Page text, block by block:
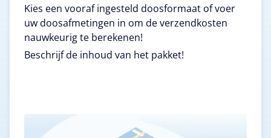
Kies een vooraf ingesteld doosformaat of voer
uw doosafmetingen in om de verzendkosten
nauwkeurig te berekenen!
Beschrijf de inhoud van het pakket!